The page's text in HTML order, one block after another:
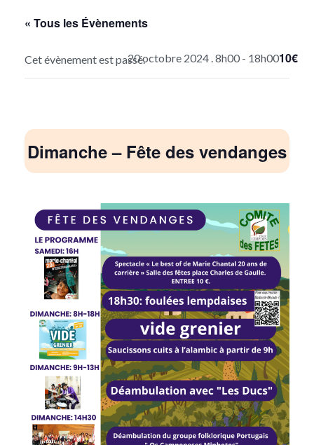
« Tous les Évènements
Cet évènement est passé.
Dimanche – Fête des vendanges
20 octobre 2024 . 8h00 - 18h0010€